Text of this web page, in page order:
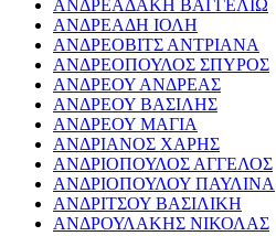
ΑΝΔΡΕΑΔΑΚΗ ΒΑΓΓΕΛΙΩ
ΑΝΔΡΕΑΔΗ ΙΟΛΗ
ΑΝΔΡΕΟΒΙΤΣ ΑΝΤΡΙΑΝΑ
ΑΝΔΡΕΟΠΟΥΛΟΣ ΣΠΥΡΟΣ
ΑΝΔΡΕΟΥ ΑΝΔΡΕΑΣ
ΑΝΔΡΕΟΥ ΒΑΣΙΛΗΣ
ΑΝΔΡΕΟΥ ΜΑΓΙΑ
ΑΝΔΡΙΑΝΟΣ ΧΑΡΗΣ
ΑΝΔΡΙΟΠΟΥΛΟΣ ΑΓΓΕΛΟΣ
ΑΝΔΡΙΟΠΟΥΛΟΥ ΠΑΥΛΙΝΑ
ΑΝΔΡΙΤΣΟΥ ΒΑΣΙΛΙΚΗ
ΑΝΔΡΟΥΛΑΚΗΣ ΝΙΚΟΛΑΣ